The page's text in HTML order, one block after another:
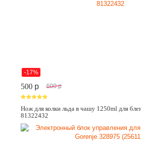
-17%
500 p 600 p
Нож для колки льда в чашу 1250ml для
81322432